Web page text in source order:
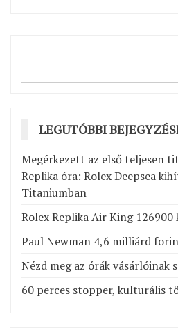
LEGUTÓBBI
Megérkezett az első teljesen
Replika óra: Rolex Deepsea
Titaniumban
Rolex Replika Air King
Paul Newman 4,6 milliárd
Nézd meg az órák vásárlóinak
60 perces stopper, kulturális